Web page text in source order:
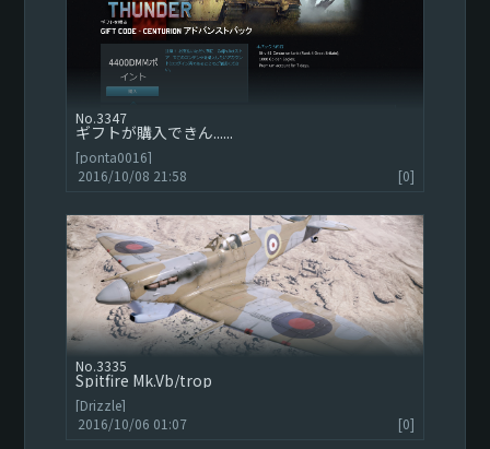
3347
ギフトが購入できん......
[ponta0016]
2016/10/08 21:58
[0]
3335
Spitfire Mk.Vb/trop
[Drizzle]
2016/10/06 01:07
[0]